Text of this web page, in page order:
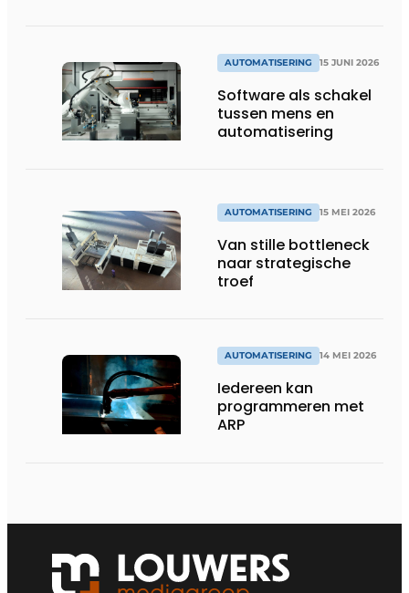
AUTOMATISERING 15 JUNI 2026
Software als schakel
tussen mens en
automatisering
AUTOMATISERING 15 MEI 2026
Van stille bottleneck
naar strategische
troef
AUTOMATISERING 14 MEI 2026
Iedereen kan
programmeren met
ARP